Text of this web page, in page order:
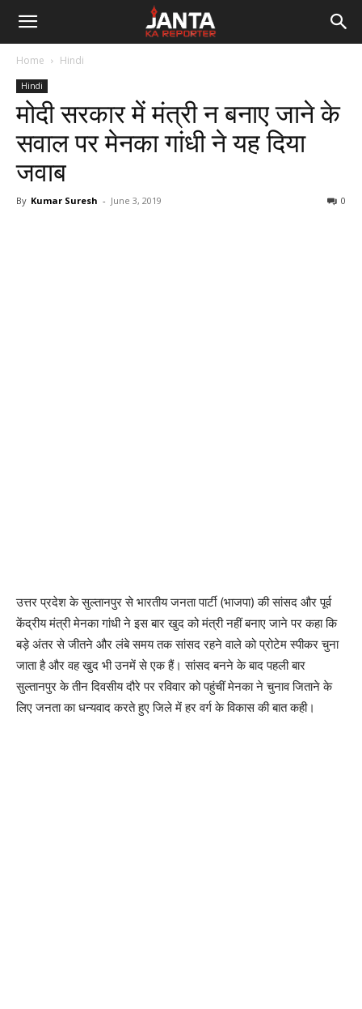
Janta
Reporter
Home Hindi
Hindi
मोदी सरकार में मंत्री न बनाए जाने के
सवाल पर मेनका गांधी ने यह दिया
जवाब
By Kumar Suresh - June 3, 2019 0
उत्तर प्रदेश के सुल्तानपुर से भारतीय जनता पार्टी (भाजपा) की सांसद और पूर्व
केंद्रीय मंत्री मेनका गांधी ने इस बार खुद को मंत्री नहीं बनाए जाने पर कहा कि
बड़े अंतर से जीतने और लंबे समय तक सांसद रहने वाले को प्रोटेम स्पीकर चुना
जाता है और वह खुद भी उनमें से एक हैं। सांसद बनने के बाद पहली बार
सुल्तानपुर के तीन दिवसीय दौरे पर रविवार को पहुंचीं मेनका ने चुनाव जिताने के
लिए जनता का धन्यवाद करते हुए जिले में हर वर्ग के विकास की बात कही।